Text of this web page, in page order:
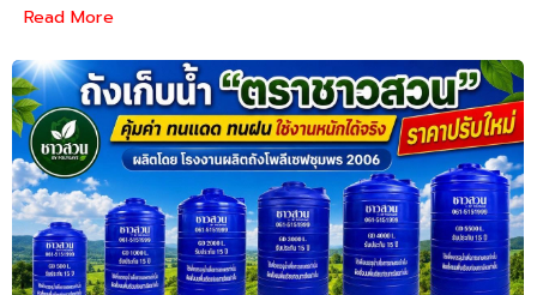
Read More